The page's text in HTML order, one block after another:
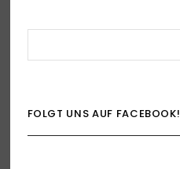
FOLGT UNS AUF FACEBOOK!